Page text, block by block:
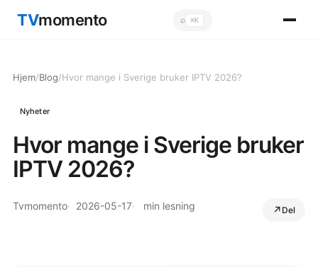
TVmomento ⌕
Sök⌘K
Hjem/Blog/Hvor mange i Sverige bruker IPTV 2026?
Nyheter
Hvor mange i Sverige bruker
IPTV 2026?
Tvmomento 2026-05-17 min lesning Del